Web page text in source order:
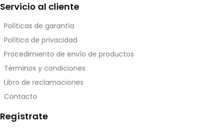
Servicio al cliente
Políticas de garantía
Política de privacidad
Procedimiento de envío de productos
Términos y condiciones
Libro de reclamaciones
Contacto
Regístrate